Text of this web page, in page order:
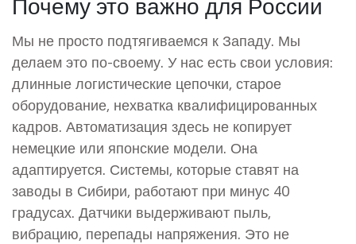
Мы не просто подтягиваемся к Западу. Мы
делаем это по-своему. У нас есть свои условия:
длинные логистические цепочки, старое
оборудование, нехватка квалифицированных
кадров. Автоматизация здесь не копирует
немецкие или японские модели. Она
адаптируется. Системы, которые ставят на
заводы в Сибири, работают при минус 40
градусах. Датчики выдерживают пыль,
вибрацию, перепады напряжения. Это не